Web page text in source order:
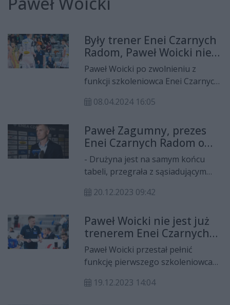
Były trener Enei Czarnych
Radom, Paweł Woicki nie
zostanie radnym. Zdobył
36 głosów
Paweł Woicki po zwolnieniu z
funkcji szkoleniowca Enei Czarnych
wyborach samorządowych.
Olsztyna i... zdobył 36 głosów.
08.04.2024 16:05
Paweł Zagumny, prezes
Enei Czarnych Radom o
zwolnieniu trenera Pawła
Woickiego: - Musieliśmy
podjąć taką decyzję
- Drużyna jest na samym końcu
tabeli, przegrała z sąsiadującym
utrzymanie. Stąd taka, a nie inna
Pawła Woickiego prezes Enei
Czarnych Radom, Paweł Zagumny.
20.12.2023 09:42
Paweł Woicki nie jest już
trenerem Enei Czarnych
Radom!
Paweł Woicki przestał pełnić
funkcję pierwszego szkoleniowca
rok w 30 meczach zanotował... dwa
19.12.2023 14:04